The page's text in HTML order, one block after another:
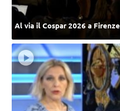
Al via il Cospar 2026 a Firenze